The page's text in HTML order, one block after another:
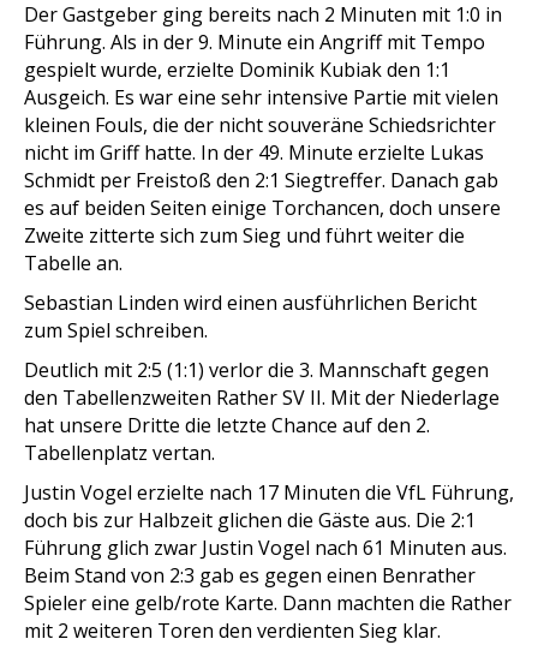
Der Gastgeber ging bereits nach 2 Minuten mit 1:0 in
Führung. Als in der 9. Minute ein Angriff mit Tempo
gespielt wurde, erzielte Dominik Kubiak den 1:1
Ausgeich. Es war eine sehr intensive Partie mit vielen
kleinen Fouls, die der nicht souveräne Schiedsrichter
nicht im Griff hatte. In der 49. Minute erzielte Lukas
Schmidt per Freistoß den 2:1 Siegtreffer. Danach gab
es auf beiden Seiten einige Torchancen, doch unsere
Zweite zitterte sich zum Sieg und führt weiter die
Tabelle an.
Sebastian Linden wird einen ausführlichen Bericht
zum Spiel schreiben.
Deutlich mit 2:5 (1:1) verlor die 3. Mannschaft gegen
den Tabellenzweiten Rather SV II. Mit der Niederlage
hat unsere Dritte die letzte Chance auf den 2.
Tabellenplatz vertan.
Justin Vogel erzielte nach 17 Minuten die VfL Führung,
doch bis zur Halbzeit glichen die Gäste aus. Die 2:1
Führung glich zwar Justin Vogel nach 61 Minuten aus.
Beim Stand von 2:3 gab es gegen einen Benrather
Spieler eine gelb/rote Karte. Dann machten die Rather
mit 2 weiteren Toren den verdienten Sieg klar.